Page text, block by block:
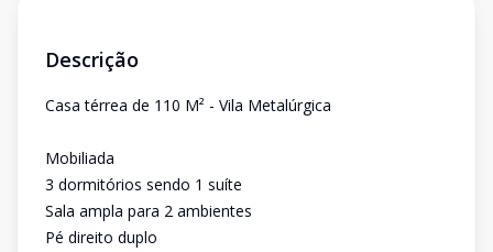
Descrição
Casa térrea de 110 M² - Vila Metalúrgica
Mobiliada
3 dormitórios sendo 1 suíte
Sala ampla para 2 ambientes
Pé direito duplo